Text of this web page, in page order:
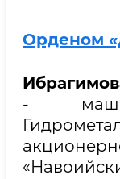
Орденом
-